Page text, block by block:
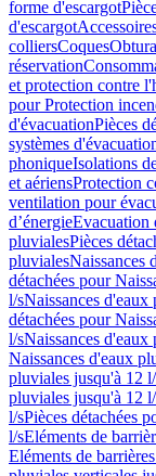
forme d'escargot
d'escargot
colliersCoques
réservation
et protection contre
pour Protection
d'évacuationPièces
systèmes
phoniqueIsolations
et aériensProtection
ventilation pour
d’énergieEvacuation
pluvialesPièces
pluvialesNaissances
détachées pour
l/sNaissances
détachées pour
l/sNaissances
Naissances d'eaux
pluviales jusqu'à 12
pluviales jusqu'à 12
l/sPièces détachées
l/sEléments de
Eléments de